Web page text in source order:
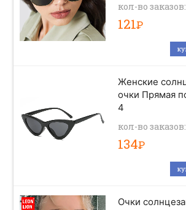
кол-во заказов:
121Р
Женские
очки Прямая
4
кол-во заказов:
134Р
Очки